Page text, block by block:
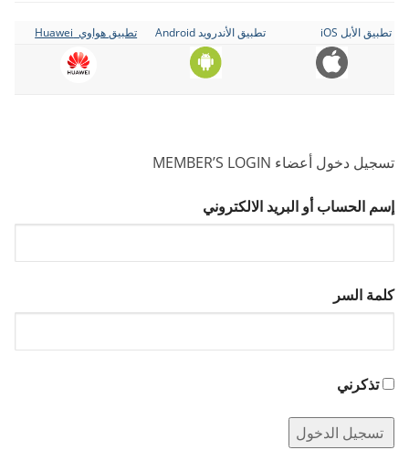
تطبيق الأبل iOS تطبيق الأندرويد Android تطبيق هواوي Huawei
تسجيل دخول أعضاء MEMBER’S LOGIN
إسم الحساب أو البريد الالكتروني
كلمة السر
تذكرني